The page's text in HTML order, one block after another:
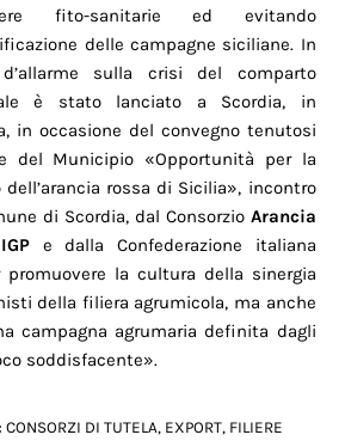
fito-sanitarie ed evitando
delle campagne siciliane. In
sulla crisi del comparto
è stato lanciato a Scordia, in
in occasione del convegno tenutosi
del Municipio «Opportunità per la
rossa di Sicilia», incontro
di Scordia, dal Consorzio Arancia
e dalla Confederazione italiana
promuovere la cultura della sinergia
della filiera agrumicola, ma anche
campagna agrumaria definita dagli
soddisfacente».
CONSORZI DI TUTELA, EXPORT, FILIERE